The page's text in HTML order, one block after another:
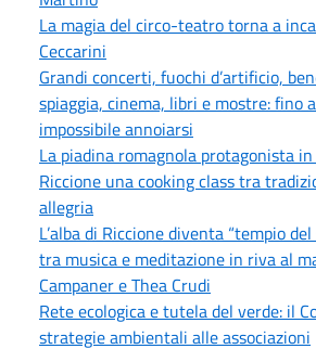
La magia del circo-teatro torna a
Ceccarini
Grandi concerti, fuochi d’artificio,
spiaggia, cinema, libri e mostre: fino
impossibile annoiarsi
La piadina romagnola protagonista in
Riccione una cooking class tra
allegria
L’alba di Riccione diventa “tempio
tra musica e meditazione in riva al
Campaner e Thea Crudi
Rete ecologica e tutela del verde: il
strategie ambientali alle associazioni